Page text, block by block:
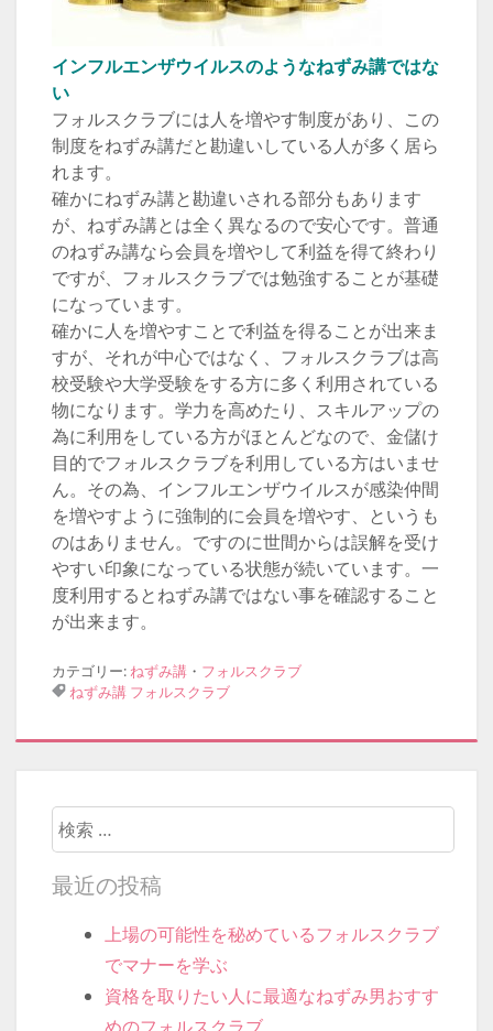
インフルエンザウイルスのようなねずみ講ではな
い
フォルスクラブには人を増やす制度があり、この
制度をねずみ講だと勘違いしている人が多く居ら
れます。
確かにねずみ講と勘違いされる部分もあります
が、ねずみ講とは全く異なるので安心です。普通
のねずみ講なら会員を増やして利益を得て終わり
ですが、フォルスクラブでは勉強することが基礎
になっています。
確かに人を増やすことで利益を得ることが出来ま
すが、それが中心ではなく、フォルスクラブは高
校受験や大学受験をする方に多く利用されている
物になります。学力を高めたり、スキルアップの
為に利用をしている方がほとんどなので、金儲け
目的でフォルスクラブを利用している方はいませ
ん。その為、インフルエンザウイルスが感染仲間
を増やすように強制的に会員を増やす、というも
のはありません。ですのに世間からは誤解を受け
やすい印象になっている状態が続いています。一
度利用するとねずみ講ではない事を確認すること
が出来ます。
カテゴリー:ねずみ講・ フォルスクラブ
ねずみ講 フォルスクラブ
検索開始
最近の投稿
上場の可能性を秘めているフォルスクラブ
でマナーを学ぶ
資格を取りたい人に最適なねずみ男おすす